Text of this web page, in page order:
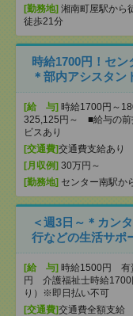
[勤務地] 湘南町屋駅から
徒歩21分
時給1700円！セ
＊部内アシスタン
[給 与] 時給1700円～
325,125円～ ■給与の前
ビスあり
[交通費]交通費支給あり
[月収例] 30万円～
[勤務地] センター南駅か
＜週3日～＊カン
行などの生活サポ
[給 与] 時給1500円 有
円 介護福祉士時給
り）※即日払い不可
[交通費]交通費全額支給